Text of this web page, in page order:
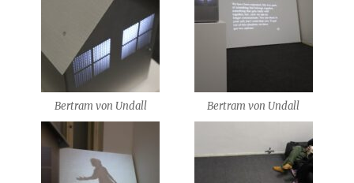
Bertram von Undall Bertram von Undall